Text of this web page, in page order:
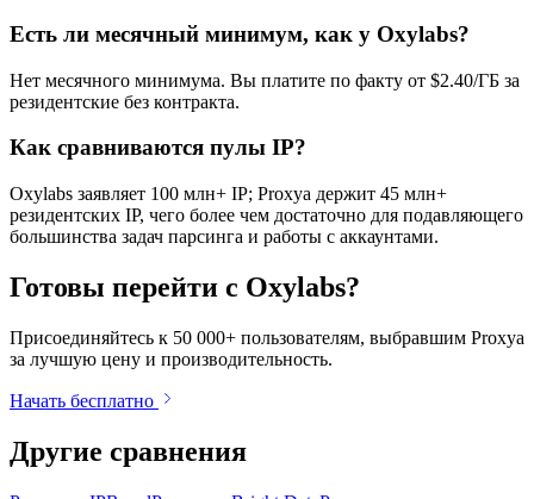
Есть ли месячный минимум, как у Oxylabs?
Нет месячного минимума. Вы платите по факту от $2.40/ГБ за
резидентские без контракта.
Как сравниваются пулы IP?
Oxylabs заявляет 100 млн+ IP; Proxya держит 45 млн+
резидентских IP, чего более чем достаточно для подавляющего
большинства задач парсинга и работы с аккаунтами.
Готовы перейти с Oxylabs?
Присоединяйтесь к 50 000+ пользователям, выбравшим Proxya
за лучшую цену и производительность.
Начать бесплатно
Другие сравнения